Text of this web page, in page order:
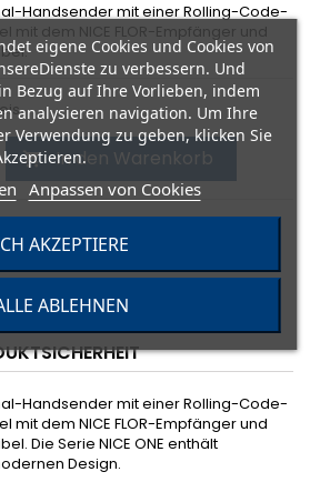
Handsender mit einer Rolling-Code-
mit dem NICE FLOR-Empfänger und
 In den Warenkorb
Handsender mit einer Rolling-Code-
dem NICE FLOR-Empfänger und
Die Serie NICE ONE enthält
Design.
eigene Cookies und Cookies von
zu verbessern. Und
Bezug auf Ihre Vorlieben, indem
analysieren navigation. Um Ihre
Verwendung zu geben, klicken Sie
Anpassen von Cookies
ABLEHNEN
AKZEPTIERE